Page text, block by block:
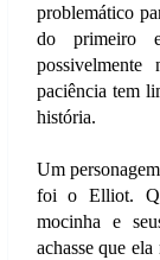
problemático
do primeiro
paciência tem
história.
Um
foi o Elliot.
mocinha e
achasse que